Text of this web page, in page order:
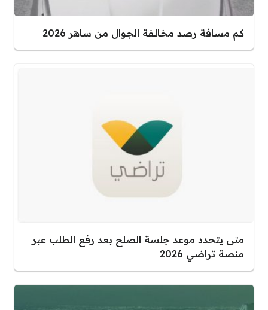
كم مسافة رصد مخالفة الجوال من ساهر 2026
متى يتحدد موعد جلسة الصلح بعد رفع الطلب عبر
منصة تراضي 2026